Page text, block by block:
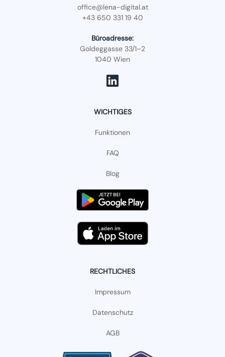
office@lena-digital.at
+43 650 331 19 40
Büroadresse:
Goldeggasse 33/1–2
1040 Wien
WICHTIGES
Funktionen
FAQ
Blog
RECHTLICHES
Impressum
Datenschutz
AGB